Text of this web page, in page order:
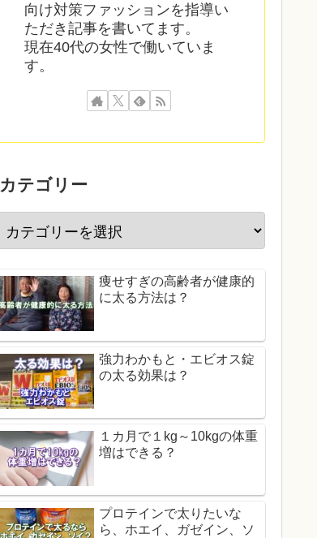
向け対策ファッションを指導い
ただき記事を書いてます。
現在40代の女性で働いていま
す。
カテゴリー
痩せすぎの高齢者が健康的
に太る方法は？
強力わかもと・エビオス錠
の太る効果は？
１カ月で１kg～10kgの体重
増はできる？
プロテインで太りたいな
ら、ホエイ、ガゼイン、ソ